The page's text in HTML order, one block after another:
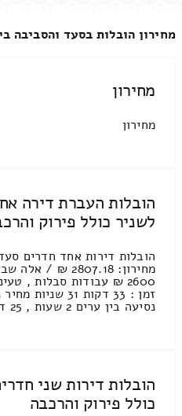
מחירון הובלות בסעד והסביבה
מחירון
מחירון
הובלות העברת דירה
לשניר כולל פירוק
הובלות דירות אחד חדרים
נסיעה בין ערים 2 שעות , 25 דקות [...]
הובלות דירות שני
כולל פירוק והרכבה